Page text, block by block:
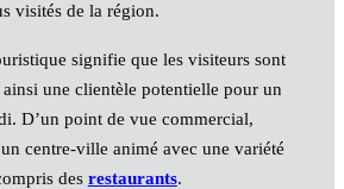
visités de la région.
signifie que les visiteurs sont
une clientèle potentielle pour un
D’un point de vue commercial,
centre-ville animé avec une variété
des restaurants.